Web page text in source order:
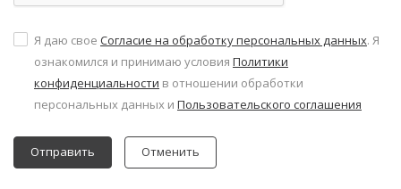
Я даю свое Согласие на обработку персональных данных. Я
ознакомился и принимаю условия Политики
конфиденциальности в отношении обработки
персональных данных и Пользовательского соглашения
Отменить